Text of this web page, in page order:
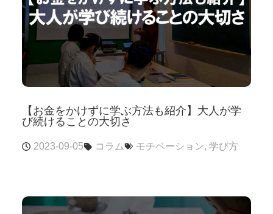
【お金をかけずに学ぶ方法も紹介】大人が学
び続けることの大切さ
2023-09-05 コラム モチベーション, 学び方